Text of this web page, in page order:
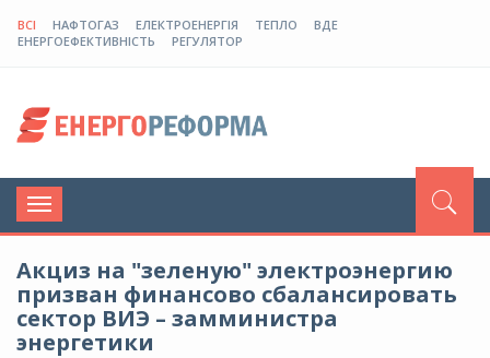
ВСІ НАФТОГАЗ ЕЛЕКТРОЕНЕРГІЯ ТЕПЛО
ВДЕ
ЕНЕРГОЕФЕКТИВНІСТЬ
РЕГУЛЯТОР
Toggle
navigation
Акциз на "зеленую" электроэнергию
призван финансово сбалансировать
сектор ВИЭ – замминистра
энергетики